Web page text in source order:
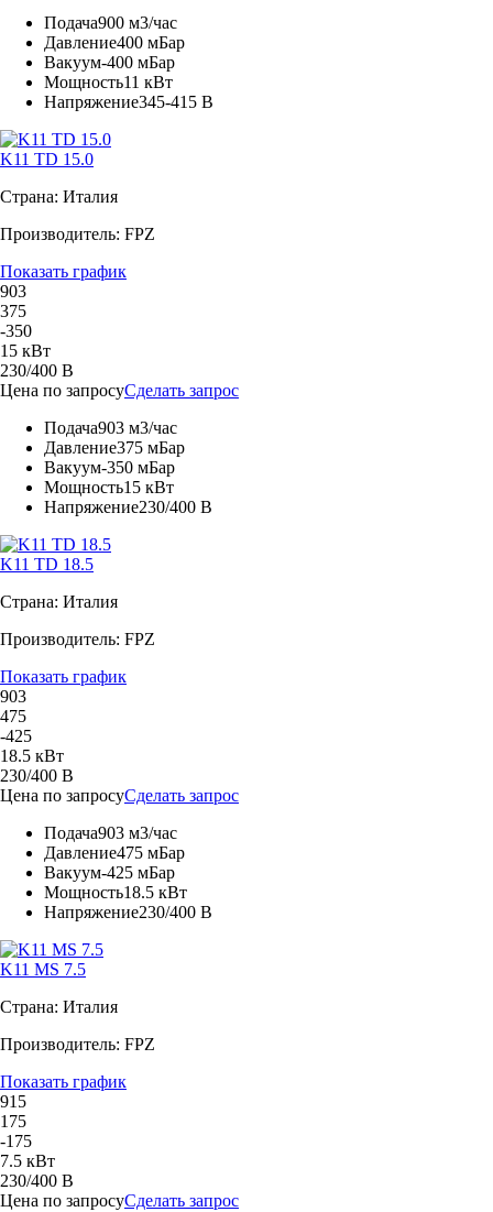
Подача900 м3/час
Давление400 мБар
Вакуум-400 мБар
Мощность11 кВт
Напряжение345-415 В
K11 TD 15.0
Страна: Италия
Производитель: FPZ
Показать график
903
375
-350
15 кВт
230/400 В
Цена по запросуСделать запрос
Подача903 м3/час
Давление375 мБар
Вакуум-350 мБар
Мощность15 кВт
Напряжение230/400 В
K11 TD 18.5
Страна: Италия
Производитель: FPZ
Показать график
903
475
-425
18.5 кВт
230/400 В
Цена по запросуСделать запрос
Подача903 м3/час
Давление475 мБар
Вакуум-425 мБар
Мощность18.5 кВт
Напряжение230/400 В
K11 MS 7.5
Страна: Италия
Производитель: FPZ
Показать график
915
175
-175
7.5 кВт
230/400 В
Цена по запросуСделать запрос